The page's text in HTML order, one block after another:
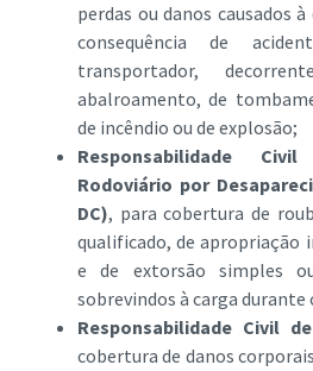
perdas ou danos causados
consequência de
transportador,
abalroamento, de
de incêndio ou de explosão;
Responsabilidade
Rodoviário por
DC), para cobertura de
qualificado, de apropriação
e de extorsão simples
sobrevindos à carga
Responsabilidade Civil
cobertura de danos